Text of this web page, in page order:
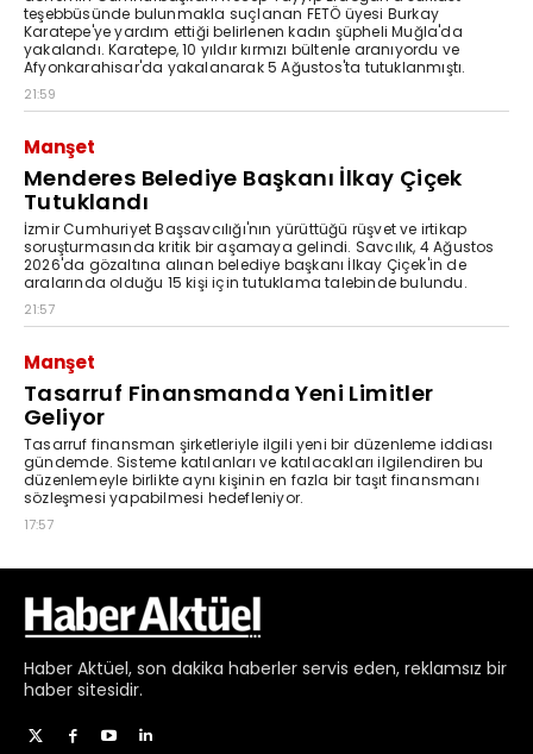
Haber Aktüel, son dakika haberler servis eden, reklamsız bir
haber sitesidir.